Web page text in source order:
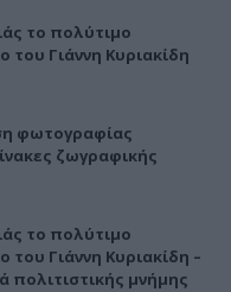
το πολύτιμο
Γιάννη Κυριακίδη
φωτογραφίας
ζωγραφικής
το πολύτιμο
Γιάννη Κυριακίδη –
μνήμης